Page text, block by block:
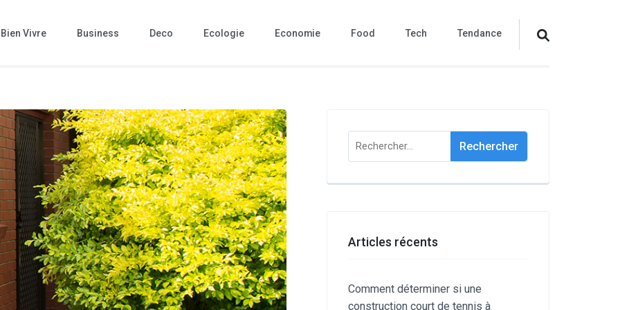
Bien Vivre Business Deco Ecologie Economie Food Tech Tendance
Rechercher :
Articles récents
Comment déterminer si une
construction court de tennis à